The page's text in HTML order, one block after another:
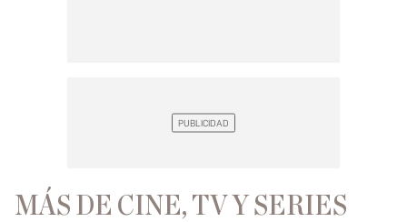
MÁS DE CINE, TV Y SERIES